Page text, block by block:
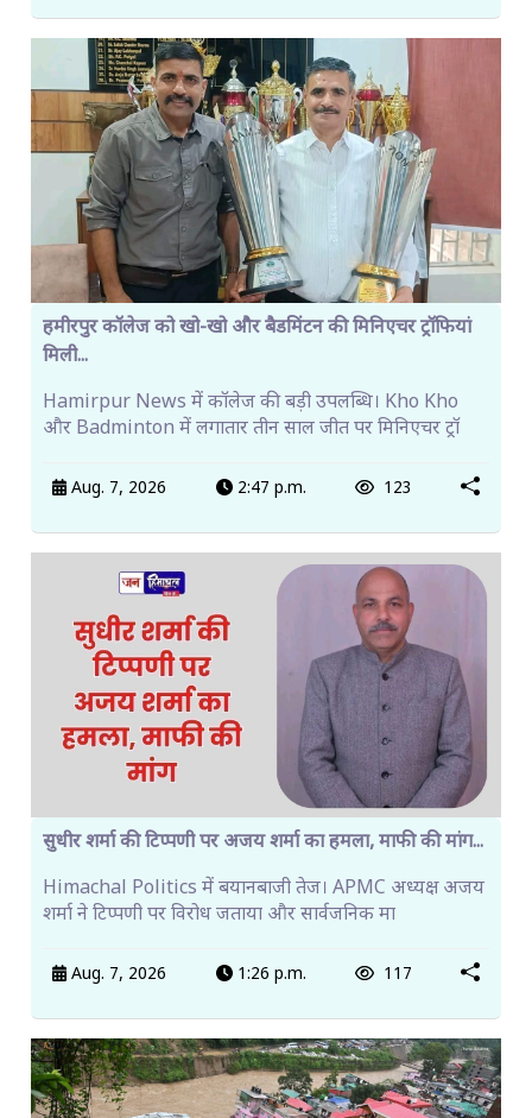
हमीरपुर कॉलेज को खो-खो और बैडमिंटन की मिनिएचर ट्रॉफियां
मिली...
Hamirpur News में कॉलेज की बड़ी उपलब्धि। Kho Kho
और Badminton में लगातार तीन साल जीत पर मिनिएचर ट्रॉ
Aug. 7, 2026 2:47 p.m. 123
सुधीर शर्मा की टिप्पणी पर अजय शर्मा का हमला, माफी की मांग...
Himachal Politics में बयानबाजी तेज। APMC अध्यक्ष अजय
शर्मा ने टिप्पणी पर विरोध जताया और सार्वजनिक मा
Aug. 7, 2026 1:26 p.m. 117